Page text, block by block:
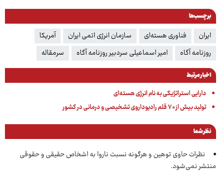
برچسب‌ها
ایران فناوری هسته‌ای سازمان انرژی اتمی ایران
آمریکا
روزنامه آگاه
امیر اسماعیلی سردبیر روزنامه آگاه سرمقاله
اخبار مرتبط
دارایی استراتژیکی به نام انرژی هسته‌ای
تولید بیش از ۷۰ قلم رادیوداروی تشخیصی و درمانی در کشور
نظر شما
نظرات حاوی توهین و هرگونه نسبت ناروا به اشخاص حقیقی و حقوقی
منتشر نمی‌شود.